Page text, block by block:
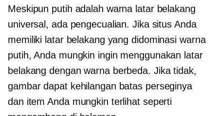
Meskipun putih adalah warna latar belakang
universal, ada pengecualian. Jika situs Anda
memiliki latar belakang yang didominasi warna
putih, Anda mungkin ingin menggunakan latar
belakang dengan warna berbeda. Jika tidak,
gambar dapat kehilangan batas perseginya
dan item Anda mungkin terlihat seperti